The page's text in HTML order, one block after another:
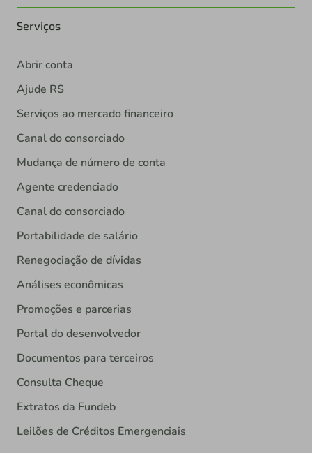
Serviços
Abrir conta
Ajude RS
Serviços ao mercado financeiro
Canal do consorciado
Mudança de número de conta
Agente credenciado
Canal do consorciado
Portabilidade de salário
Renegociação de dívidas
Análises econômicas
Promoções e parcerias
Portal do desenvolvedor
Documentos para terceiros
Consulta Cheque
Extratos da Fundeb
Leilões de Créditos Emergenciais